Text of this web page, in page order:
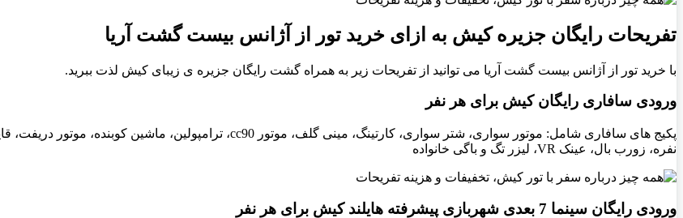
تفریحات رایگان جزیره کیش به ازای خرید تور از آژانس بیست گشت آریا
با خرید تور از آژانس بیست گشت آریا می توانید از تفریحات زیر به همراه گشت رایگان جزیره ی زیبای کیش لذت ببرید.
ورودی سافاری رایگان کیش برای هر نفر
پکیج های سافاری شامل: موتور سواری، شتر سواری، کارتينگ، مینی گلف، موتور
نفره، زورب بال، عينک
ورودی رایگان سینما 7 بعدی شهربازی پیشرفته هایلند کیش برای هر نفر